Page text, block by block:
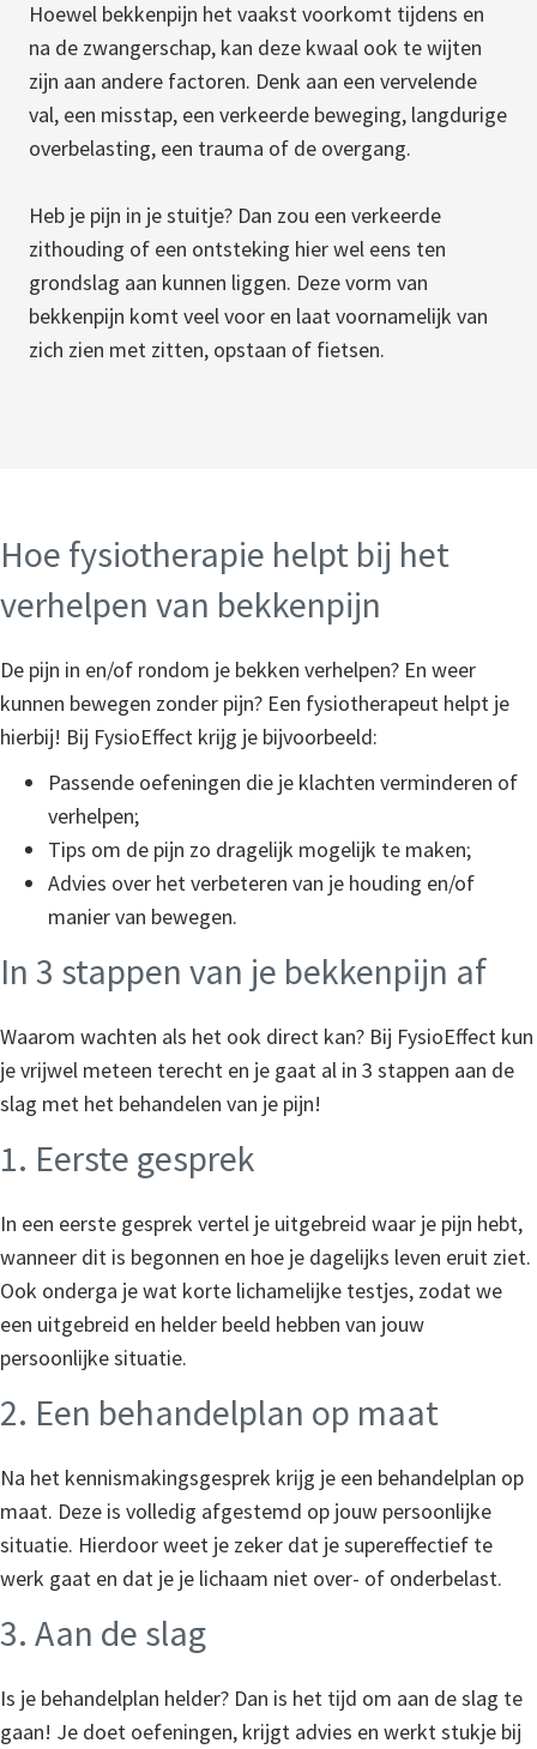
Hoewel bekkenpijn het vaakst voorkomt tijdens en
na de zwangerschap, kan deze kwaal ook te wijten
zijn aan andere factoren. Denk aan een vervelende
val, een misstap, een verkeerde beweging, langdurige
overbelasting, een trauma of de overgang.
Heb je pijn in je stuitje? Dan zou een verkeerde
zithouding of een ontsteking hier wel eens ten
grondslag aan kunnen liggen. Deze vorm van
bekkenpijn komt veel voor en laat voornamelijk van
zich zien met zitten, opstaan of fietsen.
Hoe fysiotherapie helpt bij het
verhelpen van bekkenpijn
De pijn in en/of rondom je bekken verhelpen? En weer
kunnen bewegen zonder pijn? Een fysiotherapeut helpt je
hierbij! Bij FysioEffect krijg je bijvoorbeeld:
Passende oefeningen die je klachten verminderen of
verhelpen;
Tips om de pijn zo dragelijk mogelijk te maken;
Advies over het verbeteren van je houding en/of
manier van bewegen.
In 3 stappen van je bekkenpijn af
Waarom wachten als het ook direct kan? Bij FysioEffect kun
je vrijwel meteen terecht en je gaat al in 3 stappen aan de
slag met het behandelen van je pijn!
1. Eerste gesprek
In een eerste gesprek vertel je uitgebreid waar je pijn hebt,
wanneer dit is begonnen en hoe je dagelijks leven eruit ziet.
Ook onderga je wat korte lichamelijke testjes, zodat we
een uitgebreid en helder beeld hebben van jouw
persoonlijke situatie.
2. Een behandelplan op maat
Na het kennismakingsgesprek krijg je een behandelplan op
maat. Deze is volledig afgestemd op jouw persoonlijke
situatie. Hierdoor weet je zeker dat je supereffectief te
werk gaat en dat je je lichaam niet over- of onderbelast.
3. Aan de slag
Is je behandelplan helder? Dan is het tijd om aan de slag te
gaan! Je doet oefeningen, krijgt advies en werkt stukje bij